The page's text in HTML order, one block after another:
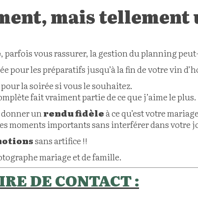
mais tellement
, parfois vous rassurer, la gestion du planning
pour les préparatifs jusqu’à la fin de votre vin
la soirée si vous le souhaitez.
fait vraiment partie de ce que j’aime le plus.
donner unrendu fidèleà ce qu’est votre
moments importants sans interférer dans votre
sans artifice !!
mariage et de famille.
DE CONTACT :